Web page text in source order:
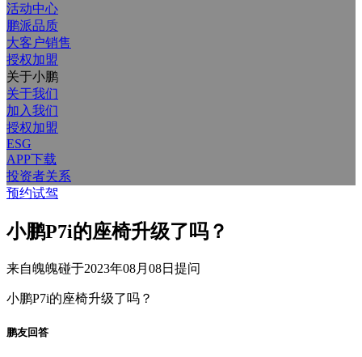
活动中心
鹏派品质
大客户销售
授权加盟
关于小鹏
关于我们
加入我们
授权加盟
ESG
APP下载
投资者关系
预约试驾
小鹏P7i的座椅升级了吗？
来自魄魄碰于2023年08月08日 提问
小鹏P7i的座椅升级了吗？
鹏友回答